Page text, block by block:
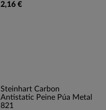
2,16 €
Steinhart Carbon
Antistatic Peine Púa Metal
821